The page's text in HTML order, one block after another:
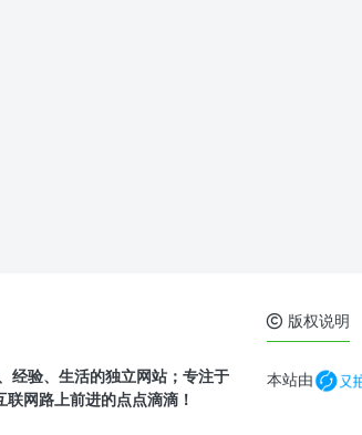
经验、生活的独立网站；专注于
网路上前进的点点滴滴！
版权说明
本站由